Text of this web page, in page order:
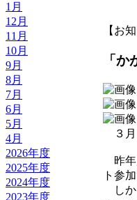
1月
12月
11月
10月
9月
8月
7月
6月
5月
4月
2026年度
2025年度
2024年度
2023年度
【お
「
３月
昨年
ト参
しか